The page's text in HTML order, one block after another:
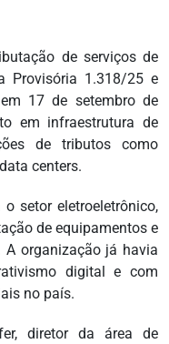
de serviços de
Provisória 1.318/25 e
17 de setembro de
em infraestrutura de
de tributos como
centers.
setor eletroeletrônico,
de equipamentos e
organização já havia
digital e com
no país.
diretor da área de